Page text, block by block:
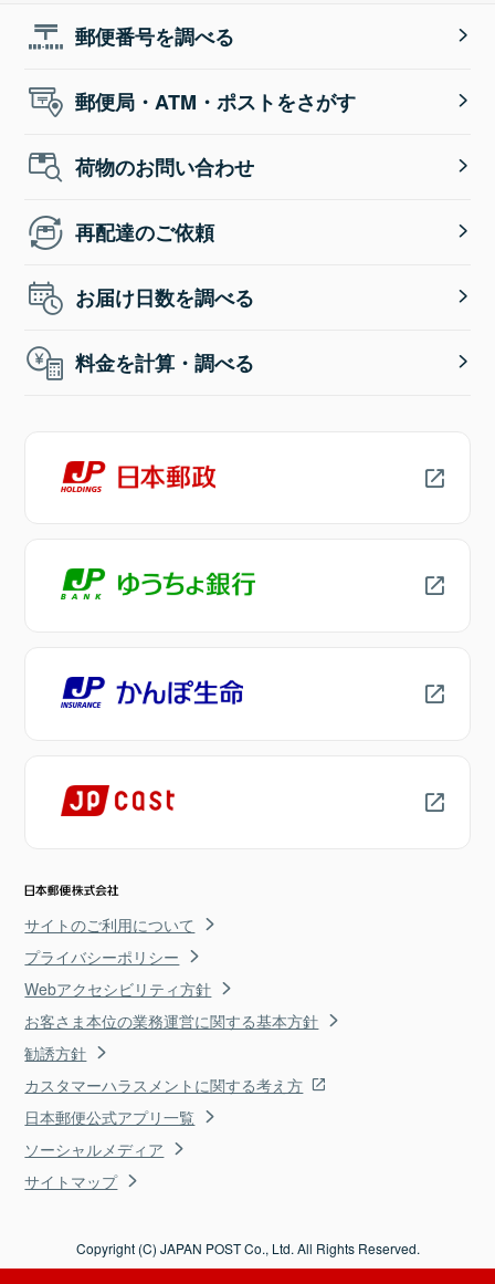
郵便番号を調べる
郵便局・ATM・ポストをさがす
荷物のお問い合わせ
再配達のご依頼
お届け日数を調べる
料金を計算・調べる
サイトのご利用について
プライバシーポリシー
Webアクセシビリティ方針
お客さま本位の業務運営に関する基本方針
勧誘方針
カスタマーハラスメントに関する考え方
日本郵便公式アプリ一覧
ソーシャルメディア
サイトマップ
Copyright (C) JAPAN POST Co., Ltd. All Rights Reserved.